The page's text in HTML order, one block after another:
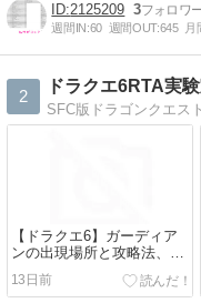
2125209 3
週間IN:60 週間OUT:645 月
2
ドラクエ6RTA実
【ドラクエ6】ガーディア
ンの出現場所と攻略法、ド
ロップアイテムなど
13日前